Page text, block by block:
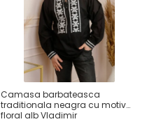
Camasa barbateasca
traditionala neagra cu motiv
floral alb Vladimir